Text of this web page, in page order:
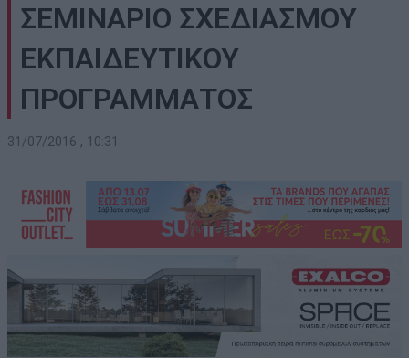
ΣΕΜΙΝΑΡΙΟ ΣΧΕΔΙΑΣΜΟΥ
ΕΚΠΑΙΔΕΥΤΙΚΟΥ
ΠΡΟΓΡΑΜΜΑΤΟΣ
31/07/2016 , 10:31